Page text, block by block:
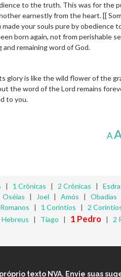
to the truth. This was for the
earnestly from the heart. [[
made your souls pure by obedience
born again, not from perishable
remaining word of God.
glory is like the wild flower of the
the word of the Lord remains
to you.
A
| 1 Crônicas | 2 Crônicas |
Oséias | Joel | Amós | Obadias
Romanos | 1 Coríntios | 2
Hebreus | Tiago | 1 Pedro | 2
texto NVA. Envie suas